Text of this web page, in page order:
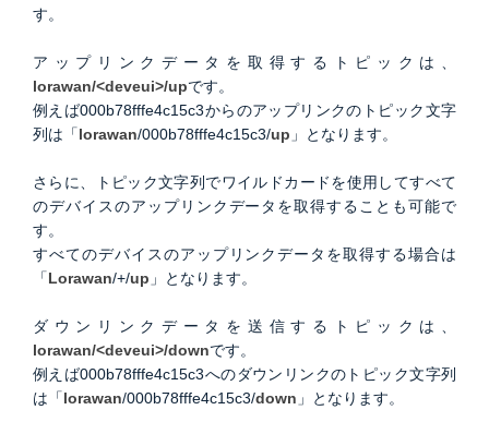
す。
アップリンクデータを取得するトピックは、
lorawan/<deveui>/upです。
例えば000b78fffe4c15c3からのアップリンクのトピック文字
列は「lorawan/000b78fffe4c15c3/up 」となります。
さらに、トピック文字列でワイルドカードを使用してすべて
のデバイスのアップリンクデータを取得することも可能で
す。
すべてのデバイスのアップリンクデータを取得する場合は
「Lorawan/+/up 」となります。
ダウンリンクデータを送信するトピックは、
lorawan/<deveui>/downです。
例えば000b78fffe4c15c3へのダウンリンクのトピック文字列
は「lorawan/000b78fffe4c15c3/down 」となります。